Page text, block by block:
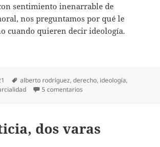
sentimiento inenarrable de
nos preguntamos por qué le
cuando quieren decir ideología.
Etiquetas
alberto rodríguez,derecho, ideología,
5 comentarios
dos varas